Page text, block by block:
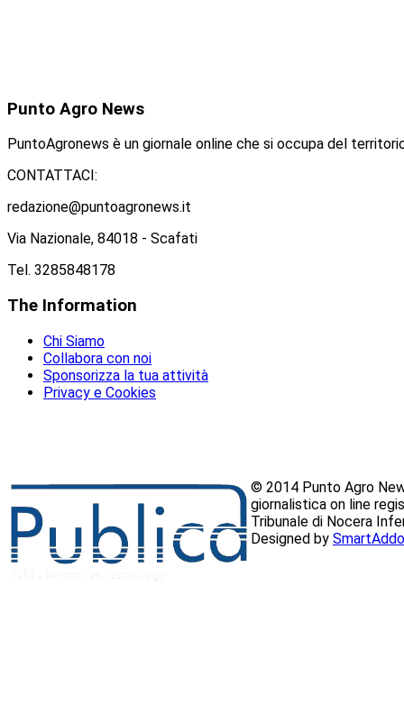
Punto Agro News
PuntoAgronews è un giornale online che si occupa del
CONTATTACI:
redazione@puntoagronews.it
Via Nazionale, 84018 - Scafati
Tel. 3285848178
The Information
Chi Siamo
Collabora con noi
Sponsorizza la tua attività
Privacy e Cookies
© 2014 Punto Agro
giornalistica on line
Tribunale di Nocera
Designed by